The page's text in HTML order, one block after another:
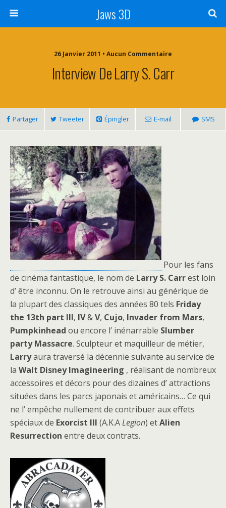
Jaws 3D
26 Janvier 2011 • Aucun Commentaire
Interview De Larry S. Carr
Partager Tweeter Épingler E-mail SMS
Pour les fans
de cinéma fantastique, le nom de Larry S. Carrest loin
d’ être inconnu. On le retrouve ainsi au générique de
la plupart des classiques des années 80 tels Friday
the 13th part III, IV&V, Cujo, Invader from Mars,
Pumpkinhead ou encore l’ inénarrable Slumber
party Massacre. Sculpteur et maquilleur de métier,
Larryaura traversé la décennie suivante au service de
la Walt Disney Imagineering , réalisant de nombreux
accessoires et décors pour des dizaines d’ attractions
situées dans les parcs japonais et américains… Ce qui
ne l’ empêche nullement de contribuer aux effets
spéciaux de Exorcist III (A.K.ALegion) etAlien
Resurrection entre deux contrats.